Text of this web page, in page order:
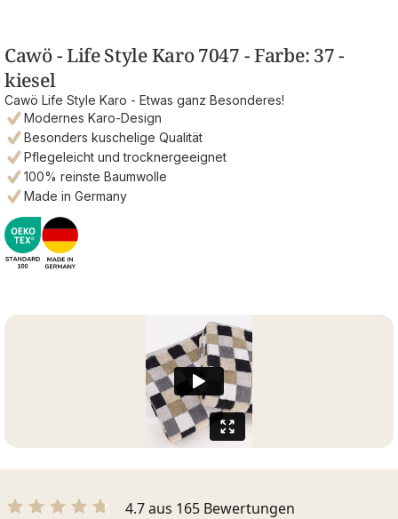
Cawö - Life Style Karo 7047 - Farbe: 37 -
kiesel
Cawö Life Style Karo - Etwas ganz Besonderes!
Modernes Karo-Design
Besonders kuschelige Qualität
Pflegeleicht und trocknergeeignet
100% reinste Baumwolle
Made in Germany
4.7 aus 165 Bewertungen